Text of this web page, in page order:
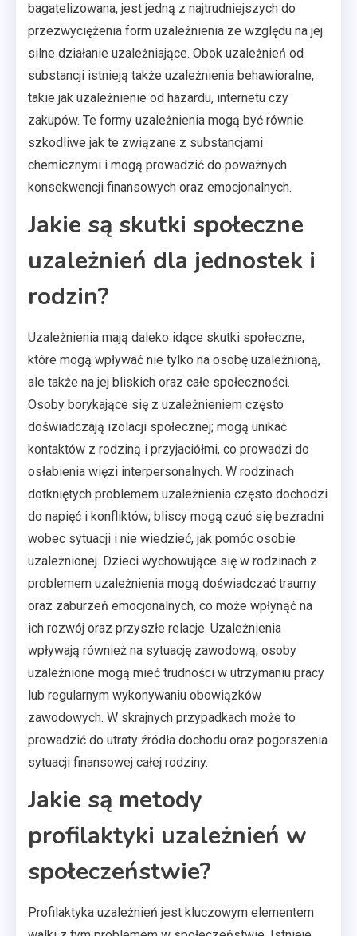
bagatelizowana, jest jedną z najtrudniejszych do
przezwyciężenia form uzależnienia ze względu na jej
silne działanie uzależniające. Obok uzależnień od
substancji istnieją także uzależnienia behawioralne,
takie jak uzależnienie od hazardu, internetu czy
zakupów. Te formy uzależnienia mogą być równie
szkodliwe jak te związane z substancjami
chemicznymi i mogą prowadzić do poważnych
konsekwencji finansowych oraz emocjonalnych.
Jakie są skutki społeczne
uzależnień dla jednostek i
rodzin?
Uzależnienia mają daleko idące skutki społeczne,
które mogą wpływać nie tylko na osobę uzależnioną,
ale także na jej bliskich oraz całe społeczności.
Osoby borykające się z uzależnieniem często
doświadczają izolacji społecznej; mogą unikać
kontaktów z rodziną i przyjaciółmi, co prowadzi do
osłabienia więzi interpersonalnych. W rodzinach
dotkniętych problemem uzależnienia często dochodzi
do napięć i konfliktów; bliscy mogą czuć się bezradni
wobec sytuacji i nie wiedzieć, jak pomóc osobie
uzależnionej. Dzieci wychowujące się w rodzinach z
problemem uzależnienia mogą doświadczać traumy
oraz zaburzeń emocjonalnych, co może wpłynąć na
ich rozwój oraz przyszłe relacje. Uzależnienia
wpływają również na sytuację zawodową; osoby
uzależnione mogą mieć trudności w utrzymaniu pracy
lub regularnym wykonywaniu obowiązków
zawodowych. W skrajnych przypadkach może to
prowadzić do utraty źródła dochodu oraz pogorszenia
sytuacji finansowej całej rodziny.
Jakie są metody
profilaktyki uzależnień w
społeczeństwie?
Profilaktyka uzależnień jest kluczowym elementem